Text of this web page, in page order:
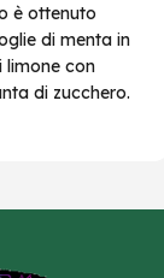
è ottenuto
di menta in
limone con
di zucchero.